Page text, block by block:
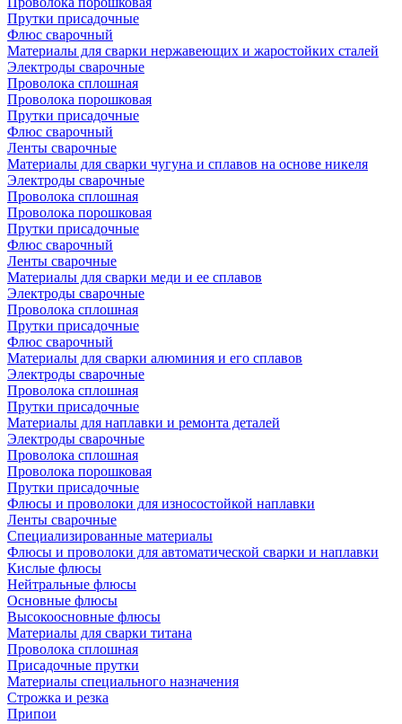
Прутки присадочные
Флюс сварочный
Материалы для сварки нержавеющих и жаростойких сталей
Электроды сварочные
Проволока сплошная
Проволока порошковая
Прутки присадочные
Флюс сварочный
Ленты сварочные
Материалы для сварки чугуна и сплавов на основе никеля
Электроды сварочные
Проволока сплошная
Проволока порошковая
Прутки присадочные
Флюс сварочный
Ленты сварочные
Материалы для сварки меди и ее сплавов
Электроды сварочные
Проволока сплошная
Прутки присадочные
Флюс сварочный
Материалы для сварки алюминия и его сплавов
Электроды сварочные
Проволока сплошная
Прутки присадочные
Материалы для наплавки и ремонта деталей
Электроды сварочные
Проволока сплошная
Проволока порошковая
Прутки присадочные
Флюсы и проволоки для износостойкой наплавки
Ленты сварочные
Специализированные материалы
Флюсы и проволоки для автоматической сварки и наплавки
Кислые флюсы
Нейтральные флюсы
Основные флюсы
Высокоосновные флюсы
Материалы для сварки титана
Проволока сплошная
Присадочные прутки
Материалы специального назначения
Строжка и резка
Припои